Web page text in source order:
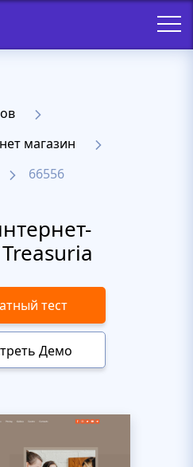
магазин
66556
тест
Демо